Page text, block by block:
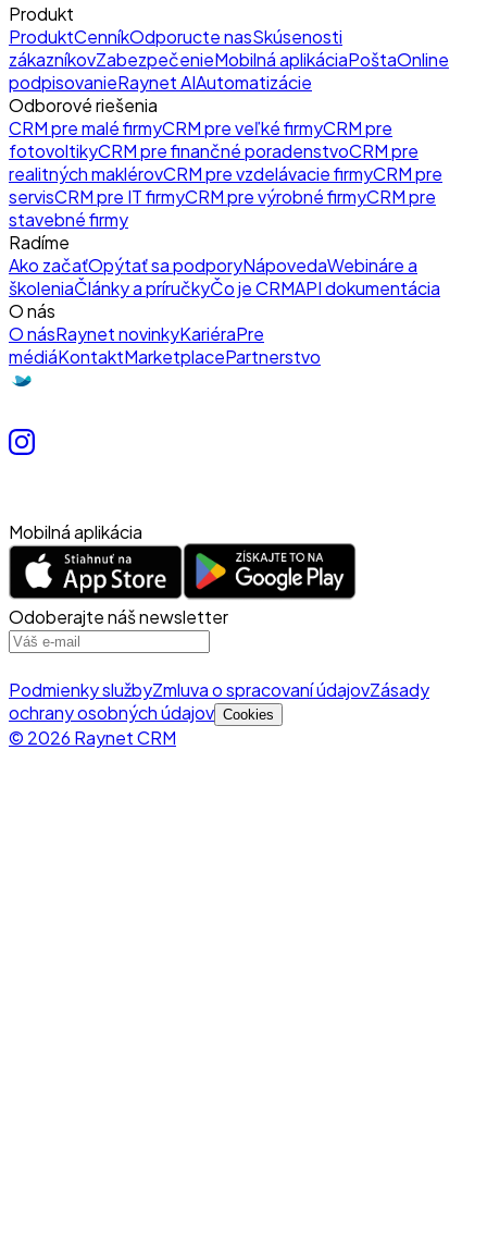
Produkt
ProduktCenníkOdporucte nasSkúsenosti
zákazníkovZabezpečenieMobilná aplikáciaPoštaOnline
podpisovanieRaynet AIAutomatizácie
Odborové riešenia
CRM pre malé firmyCRM pre veľké firmyCRM pre
fotovoltikyCRM pre finančné poradenstvoCRM pre
realitných maklérovCRM pre vzdelávacie firmyCRM pre
servisCRM pre IT firmyCRM pre výrobné firmyCRM pre
stavebné firmy
Radíme
Ako začaťOpýtať sa podporyNápovedaWebináre a
školeniaČlánky a príručkyČo je CRMAPI dokumentácia
O nás
O násRaynet novinkyKariéraPre
médiáKontaktMarketplacePartnerstvo
Mobilná aplikácia
Odoberajte náš newsletter
Podmienky službyZmluva o spracovaní údajovZásady
ochrany osobných údajov Cookies
© 2026 Raynet CRM